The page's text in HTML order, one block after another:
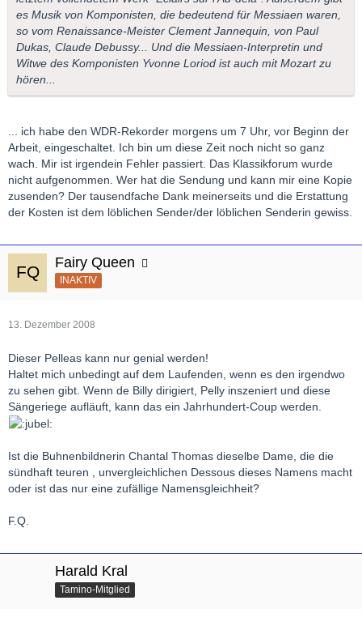
es Musik von Komponisten, die bedeutend für Messiaen waren,
so vom Renaissance-Meister Clement Jannequin, von Paul
Dukas, Claude Debussy... Und die Messiaen-Interpretin und
Witwe des Komponisten Yvonne Loriod ist auch mit Mozart zu
hören...
... ich habe den WDR-Rekorder morgens um 7 Uhr, vor Beginn der
Arbeit, eingeschaltet. Ich bin um diese Zeit noch nicht so ganz
wach. Mir ist irgendein Fehler passiert. Das Klassikforum wurde
nicht aufgenommen. Wer hat die Sendung und kann mir eine Kopie
zusenden? Der tausendfache Dank meinerseits und die Erstattung
der Kosten ist dem löblichen Sender/der löblichen Senderin gewiss.
Fairy Queen
INAKTIV
13. Dezember 2008
Dieser Pelleas kann nur genial werden!
Haltet mich unbedingt auf dem Laufenden, wenn es den irgendwo
zu sehen gibt. Wenn de Billy dirigiert, Pelly inszeniert und diese
Sängeriege aufläuft, kann das ein Jahrhundert-Coup werden.
Ist die Buhnenbildnerin Chantal Thomas dieselbe Dame, die die
sündhaft teuren , unvergleichlichen Dessous dieses Namens macht
oder ist das nur eine zufällige Namensgleichheit?
F.Q.
Harald Kral
Tamino-Mitglied